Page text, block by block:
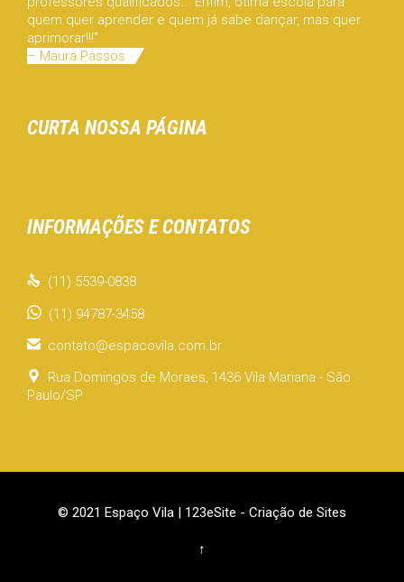
quem quer aprender e quem já sabe dançar, mas quer
aprimorar!!!”
– Maura Passos
CURTA NOSSA PÁGINA
INFORMAÇÕES E CONTATOS
 (11) 5539-0838
(11) 94787-3458
 contato@espacovila.com.br

Rua Domingos de Moraes, 1436 Vila Mariana - São
Paulo/SP
© 2021 Espaço Vila | 123eSite - Criação de Sites
↑